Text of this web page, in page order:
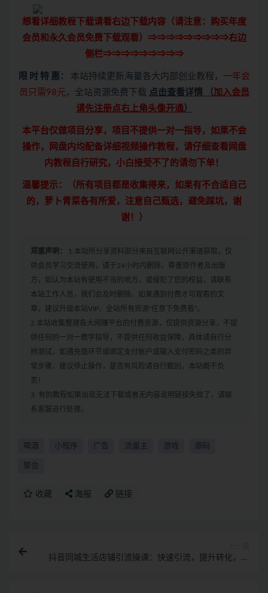
想看详细教程下载请看右边下载内容（请注意： 购买年度
会员和永久会员免费下载观看）⇒⇒⇒⇒⇒⇒⇒⇒⇒右边
侧栏⇒⇒⇒⇒⇒⇒⇒⇒⇒
限 时 特 惠： 本站持续更新海量各大内部创业教程， 一年会
员只需98元 ，全站资源免费下载 点击查看详情（加入会员
请先注册点右上角头像开通）
本平台仅做项目分享，项目不提供一对一指导，如果不会
操作，网盘内均配备详细视频操作教程，请仔细查看网盘
内教程自行研究，小白接受不了的请勿下单！
温馨提示：（所有项目都是收集得来，如果有不合适自己
的，萝卜青菜各有所爱，注意自己甄选，避免踩坑，谢
谢！）
郑重声明：
1.本站所分享资料部分来自互联网公开渠道获取，仅
供会员学习交流使用，请于24小时内删除，尊重原作者及出版
方，如认为本站有使用不当的地方，或侵犯了您的权益，请联系
本站工作人员，我们会及时删除。如果遇到付费才可观看的文
章，建议升级本站VIP，全站所有资源“任意下免费看”。
2.本站收集整理各大网赚平台的付费资源，仅提供资源分享，不提
供任何的一对一教学指导，不提供任何收益保障，具体请自行分
辨测试，如遇充值环节或绑定支付账户或输入支付密码之类的异
常步骤，建议停止操作，是否有风险请自行甄别，本站概不负
责！
3. 有的教程如果出现无法下载或者无内容说明链接失效了，请联
系客服进行处理。
喝酒 小程序 广告 流量主 游戏 源码
聚会
收藏 海报 链接
抖音同城生活店铺引流操课：快速引流，提升转化，实